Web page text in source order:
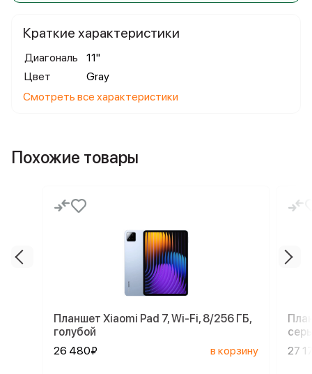
Краткие характеристики
Диагональ
11"
Цвет
Gray
Смотреть все характеристики
Похожие товары
Планшет Xiaomi Pad 7, Wi-Fi, 8/256 ГБ,
голубой
26 480₽
в корзину
27